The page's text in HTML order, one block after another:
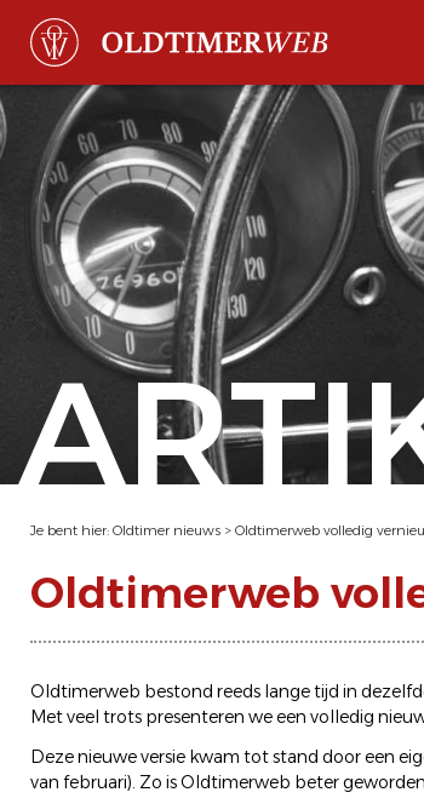
Je bent hier: Oldtimer nieuws > Oldtimerweb volledig
Oldtimerweb
Oldtimerweb bestond reeds lange tijd in
Met veel trots presenteren we een volledig
Deze nieuwe versie kwam tot stand door een
van februari). Zo is Oldtimerweb beter